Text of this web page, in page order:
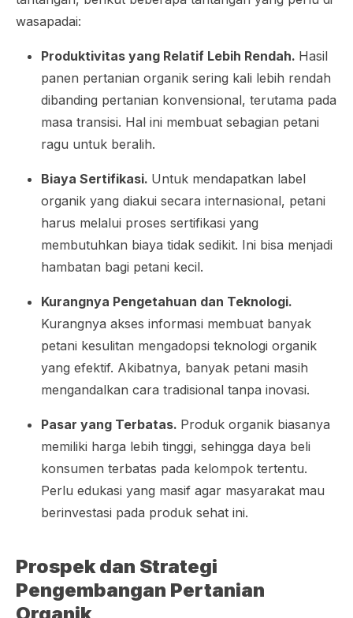
wasapadai:
Produktivitas yang Relatif Lebih Rendah. Hasil
panen pertanian organik sering kali lebih rendah
dibanding pertanian konvensional, terutama pada
masa transisi. Hal ini membuat sebagian petani
ragu untuk beralih.
Biaya Sertifikasi. Untuk mendapatkan label
organik yang diakui secara internasional, petani
harus melalui proses sertifikasi yang
membutuhkan biaya tidak sedikit. Ini bisa menjadi
hambatan bagi petani kecil.
Kurangnya Pengetahuan dan Teknologi.
Kurangnya akses informasi membuat banyak
petani kesulitan mengadopsi teknologi organik
yang efektif. Akibatnya, banyak petani masih
mengandalkan cara tradisional tanpa inovasi.
Pasar yang Terbatas. Produk organik biasanya
memiliki harga lebih tinggi, sehingga daya beli
konsumen terbatas pada kelompok tertentu.
Perlu edukasi yang masif agar masyarakat mau
berinvestasi pada produk sehat ini.
Prospek dan Strategi
Pengembangan Pertanian
Organik